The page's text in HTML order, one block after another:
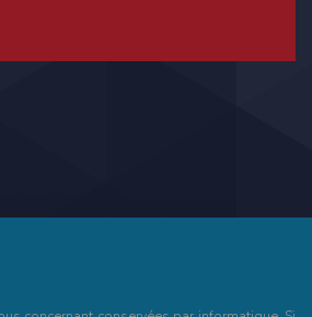
Nationale de
Les données
localisation